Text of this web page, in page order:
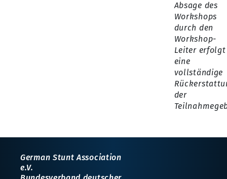
Absage des
Workshops
durch den
Workshop-
Leiter erfolgt
eine
vollständige
der
German Stunt Association
e.V.